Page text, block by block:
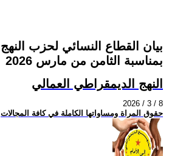
بيان القطاع النسائي لحزب
بمناسبة الثامن من مارس 2026
النهج الديمقراطي العمالي
2026 / 3 / 8
حقوق المراة ومساواتها الكاملة في كافة المجالات